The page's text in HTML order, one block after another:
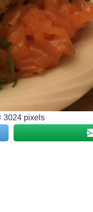
3024pixels